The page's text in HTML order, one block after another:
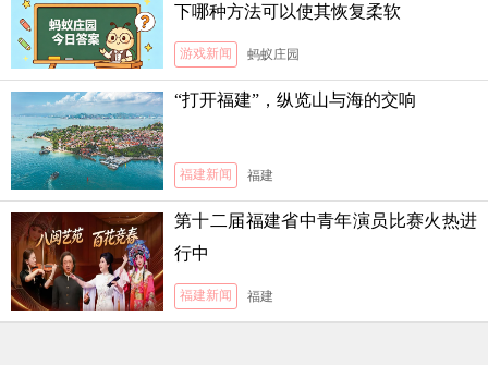
下哪种方法可以使其恢复柔软
游戏新闻 蚂蚁庄园
“打开福建”，纵览山与海的交响
福建新闻 福建
第十二届福建省中青年演员比赛火热进
行中
福建新闻 福建